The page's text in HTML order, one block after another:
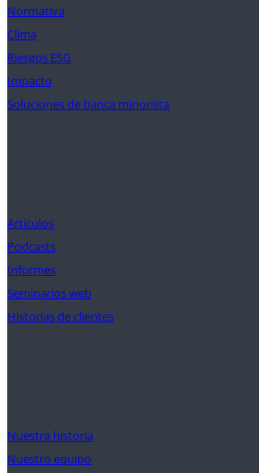
Normativa
Clima
Riesgos ESG
Impacto
Soluciones de banca minorista
Artículos
Podcasts
Informes
Seminarios web
Historias de clientes
Nuestra historia
Nuestro equipo